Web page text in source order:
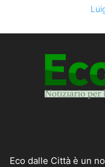
Eco dalle Città è un